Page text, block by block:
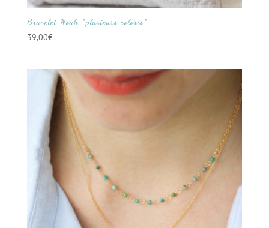
Bracelet Noah *plusieurs coloris*
39,00€